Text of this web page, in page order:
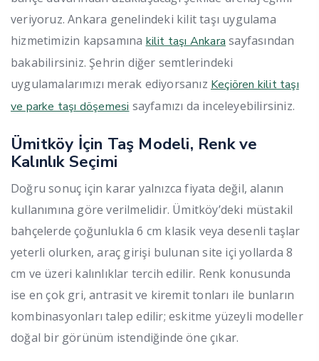
veriyoruz. Ankara genelindeki kilit taşı uygulama
hizmetimizin kapsamına kilit taşı Ankara sayfasından
bakabilirsiniz. Şehrin diğer semtlerindeki
uygulamalarımızı merak ediyorsanız Keçiören kilit taşı
ve parke taşı döşemesi sayfamızı da inceleyebilirsiniz.
Ümitköy İçin Taş Modeli, Renk ve
Kalınlık Seçimi
Doğru sonuç için karar yalnızca fiyata değil, alanın
kullanımına göre verilmelidir. Ümitköy’deki müstakil
bahçelerde çoğunlukla 6 cm klasik veya desenli taşlar
yeterli olurken, araç girişi bulunan site içi yollarda 8
cm ve üzeri kalınlıklar tercih edilir. Renk konusunda
ise en çok gri, antrasit ve kiremit tonları ile bunların
kombinasyonları talep edilir; eskitme yüzeyli modeller
doğal bir görünüm istendiğinde öne çıkar.